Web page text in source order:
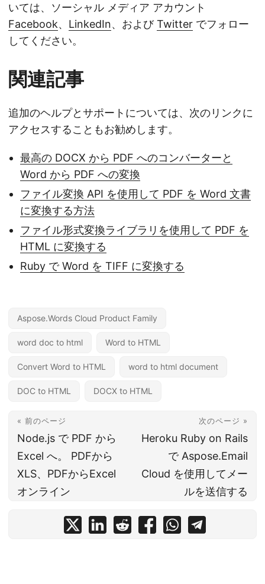
いては、ソーシャル メディア アカウント
Facebook、 LinkedIn、およびTwitter でフォロー
してください。
関連記事
追加のヘルプとサポートについては、次のリンクに
アクセスすることもお勧めします。
最高の DOCX から PDF へのコンバーターと
Word から PDF への変換
ファイル変換 API を使用して PDF を Word 文書
に変換する方法
ファイル形式変換ライブラリを使用して PDF を
HTML に変換する
Ruby で Word を TIFF に変換する
Aspose.Words Cloud Product Family
word doc to html Word to HTML
Convert Word to HTML word to html document
DOC to HTML DOCX to HTML
« 前のページ
Node.js で PDF から
Excel へ。 PDFから
XLS、PDFからExcel
オンライン
次のページ »
Heroku Ruby on Rails
で Aspose.Email
Cloud を使用してメー
ルを送信する